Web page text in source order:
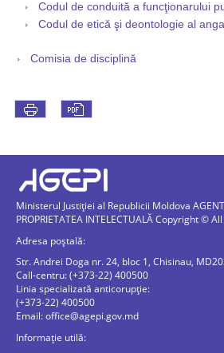
Codul de conduită a funcţionarului
Codul de etică şi deontologie al
Comisia de disciplină
Ministerul Justiției al Republicii Moldova
PROPRIETATEA INTELECTUALĂ Copyright ©
Adresa poștală:
Str. Andrei Doga nr. 24, bloc 1, Chisinau,
Call-centru: (+373-22) 400500
Linia specializată anticorupție:
(+373-22) 400500
Email:office@agepi.gov.md
Informație utilă: